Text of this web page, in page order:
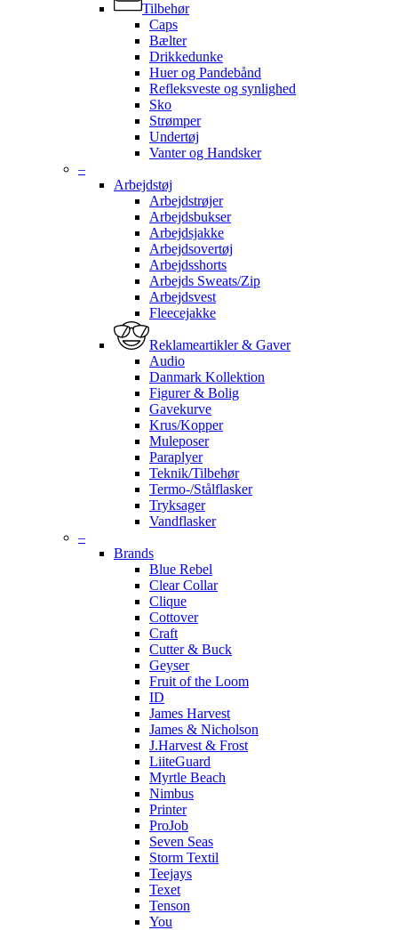
Tilbehør
Caps
Bælter
Drikkedunke
Huer og Pandebånd
Refleksveste og synlighed
Sko
Strømper
Undertøj
Vanter og Handsker
–
Arbejdstøj
Arbejdstrøjer
Arbejdsbukser
Arbejdsjakke
Arbejdsovertøj
Arbejdsshorts
Arbejds Sweats/Zip
Arbejdsvest
Fleecejakke
Reklameartikler & Gaver
Audio
Danmark Kollektion
Figurer & Bolig
Gavekurve
Krus/Kopper
Muleposer
Paraplyer
Teknik/Tilbehør
Termo-/Stålflasker
Tryksager
Vandflasker
–
Brands
Blue Rebel
Clear Collar
Clique
Cottover
Craft
Cutter & Buck
Geyser
Fruit of the Loom
ID
James Harvest
James & Nicholson
J.Harvest & Frost
LiiteGuard
Myrtle Beach
Nimbus
Printer
ProJob
Seven Seas
Storm Textil
Teejays
Texet
Tenson
You